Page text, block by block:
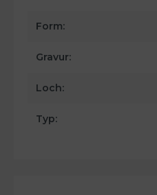
Form:
Gravur:
Loch:
Typ: